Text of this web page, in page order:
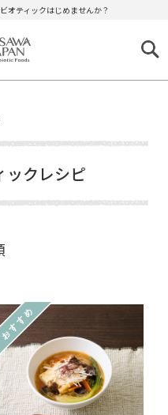
オティックはじめませんか？
ックレシピ